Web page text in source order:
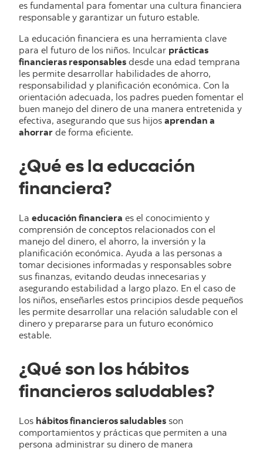
es fundamental para fomentar una cultura financiera
responsable y garantizar un futuro estable.
La educación financiera es una herramienta clave
para el futuro de los niños. Inculcar prácticas
financieras responsables desde una edad temprana
les permite desarrollar habilidades de ahorro,
responsabilidad y planificación económica. Con la
orientación adecuada, los padres pueden fomentar el
buen manejo del dinero de una manera entretenida y
efectiva, asegurando que sus hijos aprendan a
ahorrar de forma eficiente.
¿Qué es la educación
financiera?
La educación financiera es el conocimiento y
comprensión de conceptos relacionados con el
manejo del dinero, el ahorro, la inversión y la
planificación económica. Ayuda a las personas a
tomar decisiones informadas y responsables sobre
sus finanzas, evitando deudas innecesarias y
asegurando estabilidad a largo plazo. En el caso de
los niños, enseñarles estos principios desde pequeños
les permite desarrollar una relación saludable con el
dinero y prepararse para un futuro económico
estable.
¿Qué son los hábitos
financieros saludables?
Los hábitos financieros saludables son
comportamientos y prácticas que permiten a una
persona administrar su dinero de manera